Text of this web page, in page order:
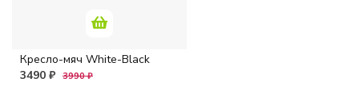
Кресло-мяч White-Black
3490 ₽ 3990 ₽